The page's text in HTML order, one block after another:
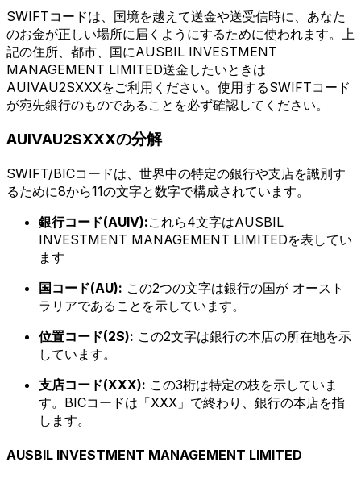
SWIFTコードは、国境を越えて送金や送受信時に、あなた
のお金が正しい場所に届くようにするために使われます。上
記の住所、都市、国にAUSBIL INVESTMENT
MANAGEMENT LIMITED送金したいときは
AUIVAU2SXXXをご利用ください。使用するSWIFTコード
が宛先銀行のものであることを必ず確認してください。
AUIVAU2SXXXの分解
SWIFT/BICコードは、世界中の特定の銀行や支店を識別す
るために8から11の文字と数字で構成されています。
銀行コード(AUIV):これら4文字はAUSBIL
INVESTMENT MANAGEMENT LIMITEDを表してい
ます
国コード(AU): この2つの文字は銀行の国が オースト
ラリアであることを示しています。
位置コード(2S): この2文字は銀行の本店の所在地を示
しています。
支店コード(XXX): この3桁は特定の枝を示していま
す。BICコードは「XXX」で終わり、銀行の本店を指
します。
AUSBIL INVESTMENT MANAGEMENT LIMITED